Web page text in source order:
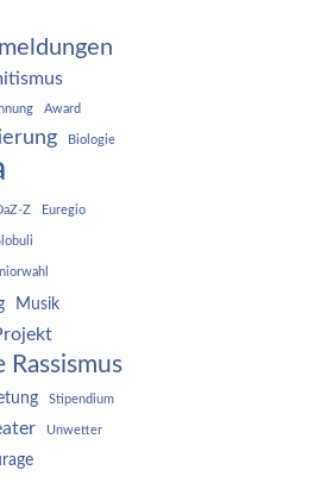
Award
Biologie
Z Euregio
Musik
Rassismus
Stipendium
Unwetter